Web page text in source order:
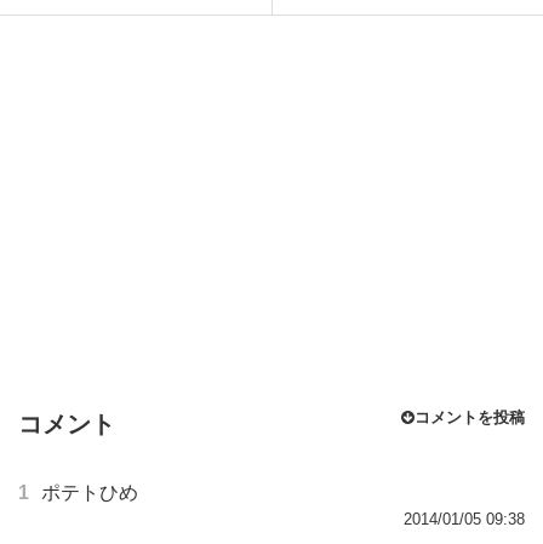
コメント コメントを投稿
1 ポテトひめ
2014/01/05 09:38